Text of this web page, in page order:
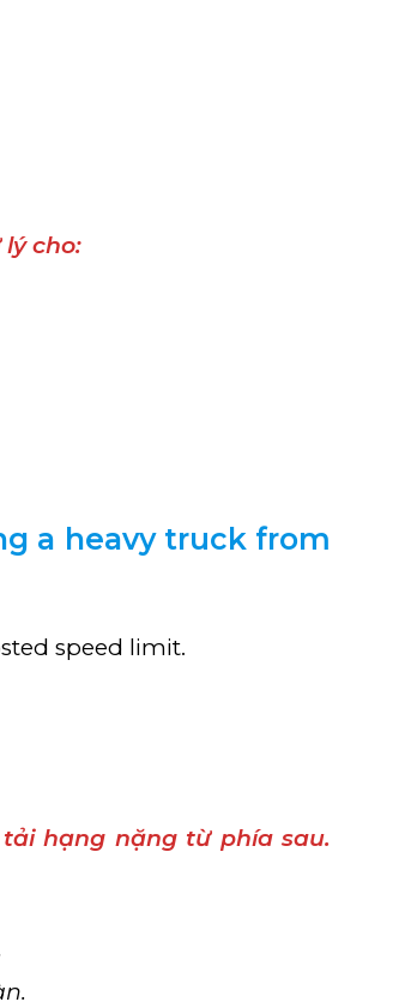
cho:
a heavy truck from
speed limit.
hạng nặng từ phía sau.